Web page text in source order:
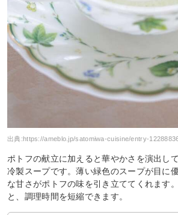
出典:https://ameblo.jp/satomiwa-cuisine/entry-
ポトフの献立に加えると華やかさを演出し
冷製スープです。薄い緑色のスープが目に
な甘さがポトフの味を引き立ててくれます
と、調理時間を短縮できます。